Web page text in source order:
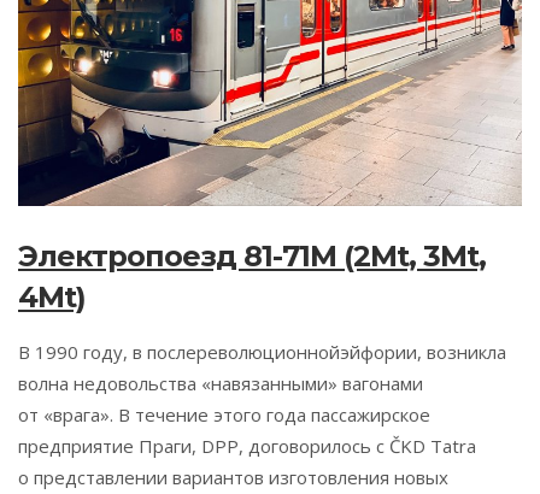
Электропоезд 81-71M (2Mt, 3Mt,
4Mt)
В 1990 году, в послереволюционнойэйфории, возникла
волна недовольства «навязанными» вагонами
от «врага». В течение этого года пассажирское
предприятие Праги, DPP, договорилось с ČKD Tatra
о представлении вариантов изготовления новых